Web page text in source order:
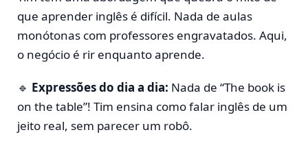
que aprender inglês é difícil. Nada de aulas
monótonas com professores engravatados. Aqui,
o negócio é rir enquanto aprende.
🔹 Expressões do dia a dia: Nada de “The book is
on the table”! Tim ensina como falar inglês de um
jeito real, sem parecer um robô.